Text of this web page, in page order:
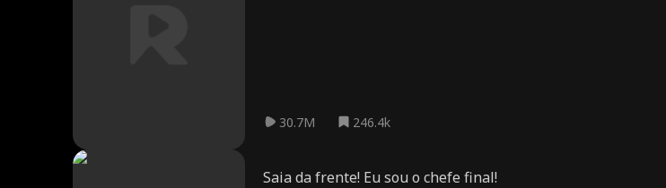
30.7M 246.4k
Saia da frente! Eu sou o chefe final!